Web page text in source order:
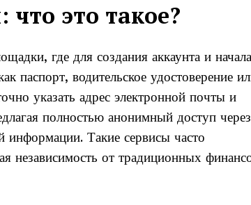
это такое?
где для создания аккаунта и начала
паспорт, водительское удостоверение
указать адрес электронной почты и
полностью анонимный доступ через
информации. Такие сервисы часто
независимость от традиционных